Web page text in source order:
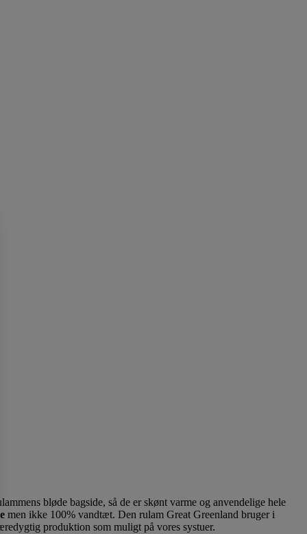
bløde bagside, så de er skønt varme og anvendelige hele
men ikke 100% vandtæt. Den rulam Great Greenland bruger i
produktion som muligt på vores systuer.